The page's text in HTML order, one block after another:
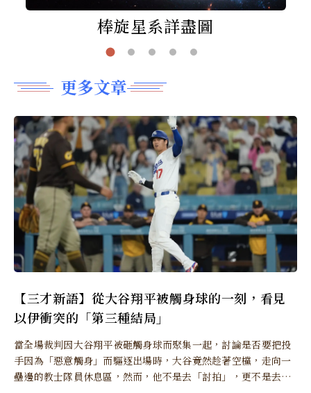
棒旋星系詳盡圖
更多文章
【三才新語】從大谷翔平被觸身球的一刻，看見
以伊衝突的「第三種結局」
當全場裁判因大谷翔平被砸觸身球而聚集一起，討論是否要把投
手因為「惡意觸身」而驅逐出場時，大谷竟然趁著空欓，走向一
壘邊的教士隊員休息區，然而，他不是去「討拍」，更不是去